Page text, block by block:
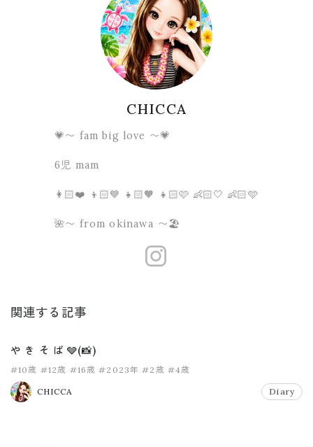
CHICCA
💗〜 fam big love 〜💗
6児 mam
👩🏻❤️ 👦🏻💙 👧🏻🧡 👧🏻🩷 👶🏻🤍 👶🏻🩵
🌺〜 from okinawa 〜🏖
関連する記事
や き そ ば 🩶(📸)
#10歳 #12歳 #16歳 #2023年 #2歳 #4歳
CHICCA Diary